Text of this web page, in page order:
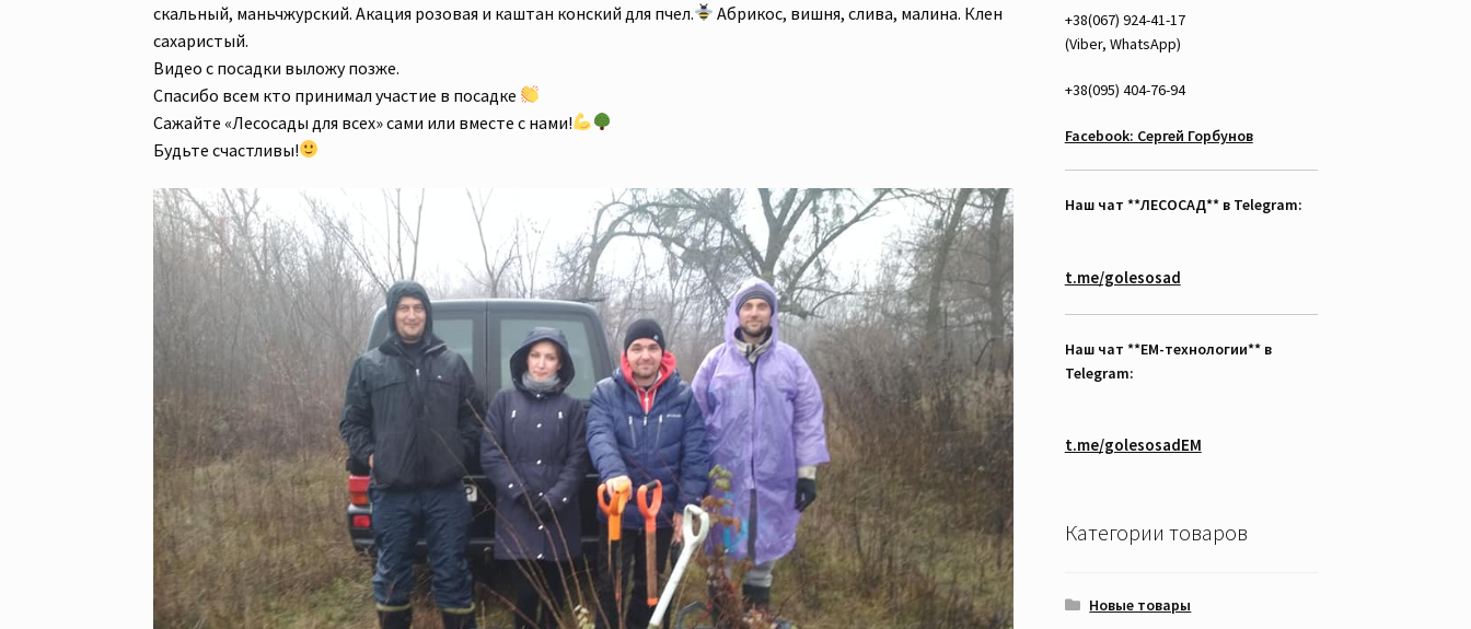
скальный, маньчжурский. Акация розовая и каштан конский для пчел.
Абрикос, вишня, слива, малина. Клен
сахаристый.
Видео с посадки выложу позже.
Спасибо всем кто принимал участие в посадке
Сажайте «Лесосады для всех» сами или вместе с нами!
Будьте счастливы!
+38(067) 924-41-17
(Viber, WhatsApp)
+38(095) 404-76-94
Facebook: Сергей Горбунов
Наш чат **ЛЕСОСАД** в Telegram:
t.me/golesosad
Наш чат **EM-технологии** в
Telegram:
t.me/golesosadEM
Категории товаров
Новые товары